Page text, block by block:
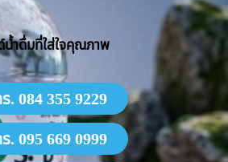
น้ำดื่มที่ใส่ใจคุณภาพ
ร. 084 355 9229
ร. 095 669 0999